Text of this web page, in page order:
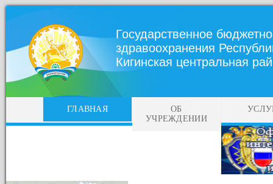
Государственное
здравоохранения
Кигинская центральная
ГЛАВНАЯ
ОБ
УЧРЕЖДЕНИИ